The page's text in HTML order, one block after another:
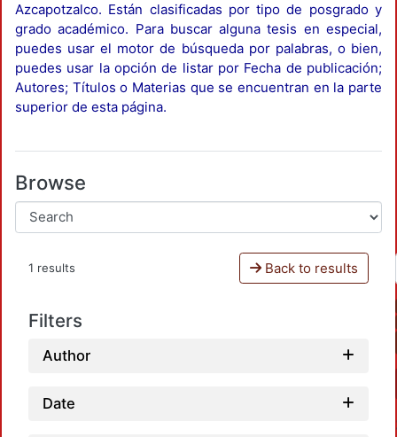
Azcapotzalco. Están clasificadas por tipo de posgrado y
grado académico. Para buscar alguna tesis en especial,
puedes usar el motor de búsqueda por palabras, o bien,
puedes usar la opción de listar por Fecha de publicación;
Autores; Títulos o Materias que se encuentran en la parte
superior de esta página.
Browse
1 results Back to results
Filters
Author
Date